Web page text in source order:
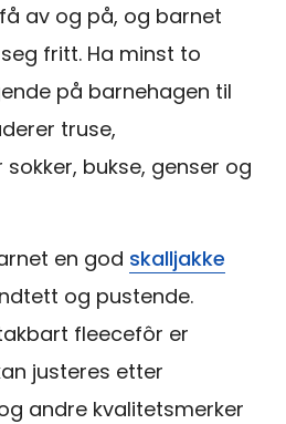
av og på, og barnet
fritt. Ha minst to
på barnehagen til
truse,
bukse, genser og
en god skalljakke
og pustende.
fleecefôr er
justeres etter
andre kvalitetsmerker